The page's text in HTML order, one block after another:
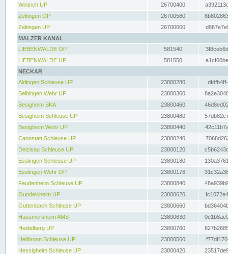
Wintrich UP 26700400
Zeltingen OP
26700580
Zeltingen UP
26700600
MALZER KANAL
LIEBENWALDE OP
581540
LIEBENWALDE UP
581550
NECKAR
Aldingen Schleuse UP
23800280
Beihingen Wehr UP
23800360
Besigheim SKA
23800460
Besigheim Schleuse UP
23800480
Besigheim Wehr UP
23800440
Cannstatt Schleuse UP
23800240
Deizisau Schleuse UP
23800120
Esslingen Schleuse UP
23800180
Esslingen Wehr OP
23800176
Feudenheim Schleuse UP
23800840
Gundelsheim UP
23800620
Guttenbach Schleuse UP
23800660
Hassmersheim AMS
23800630
Heidelberg UP
23800760
Heilbronn Schleuse UP
23800560
Hessigheim Schleuse UP
23800420